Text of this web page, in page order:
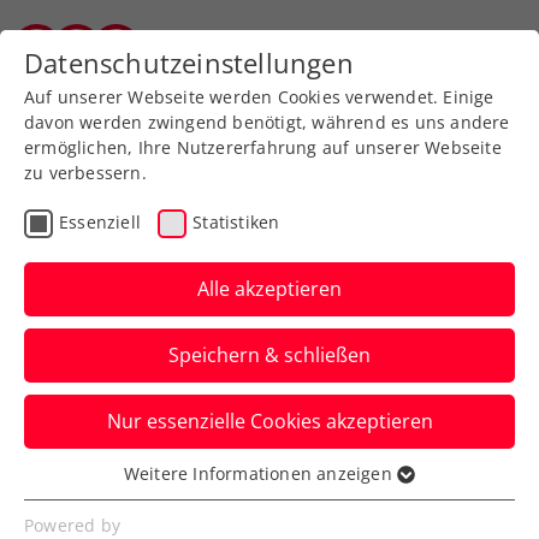
Zurück zur Newsübersicht
Turniere
Tennis-Europe-Turnier in
Vrsar für ÖTV-Nachwuchs
eine Reise wert
Speziell Luca Sageder und Lionel
Frießnegg zeigen in der Ortschaft in der
kroatischen Region Istrien auf.
Verfasst von: Manuel Wachta, 22.03.2024
Datenschutzeinstellungen
Auf unserer Webseite werden Cookies verwendet. Einige
davon werden zwingend benötigt, während es uns andere
ermöglichen, Ihre Nutzererfahrung auf unserer Webseite
zu verbessern.
Essenziell Statistiken
Alle akzeptieren
Speichern & schließen
Nur essenzielle Cookies akzeptieren
Essenziell
Essenzielle Cookies werden für grundlegende
Weitere Informationen anzeigen
Powered by